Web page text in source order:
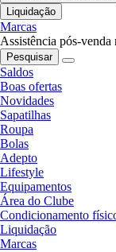
Liquidação
Marcas
Assistência pós-venda
Pesquisar
Saldos
Boas ofertas
Novidades
Sapatilhas
Roupa
Bolas
Adepto
Lifestyle
Equipamentos
Área do Clube
Condicionamento
Liquidação
Marcas